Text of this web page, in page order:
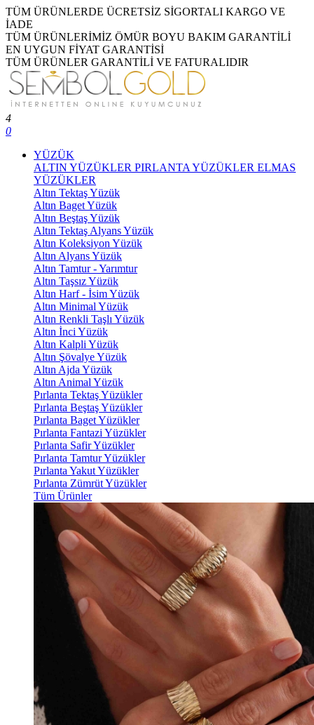
TÜM ÜRÜNLERDE ÜCRETSİZ SİGORTALI KARGO VE
İADE
TÜM ÜRÜNLERİMİZ ÖMÜR BOYU BAKIM GARANTİLİ
EN UYGUN FİYAT GARANTİSİ
TÜM ÜRÜNLER GARANTİLİ VE FATURALIDIR
4
0
YÜZÜK
ALTIN YÜZÜKLER PIRLANTA YÜZÜKLER ELMAS
YÜZÜKLER
Altın Tektaş Yüzük
Altın Baget Yüzük
Altın Beştaş Yüzük
Altın Tektaş Alyans Yüzük
Altın Koleksiyon Yüzük
Altın Alyans Yüzük
Altın Tamtur - Yarımtur
Altın Taşsız Yüzük
Altın Harf - İsim Yüzük
Altın Minimal Yüzük
Altın Renkli Taşlı Yüzük
Altın İnci Yüzük
Altın Kalpli Yüzük
Altın Şövalye Yüzük
Altın Ajda Yüzük
Altın Animal Yüzük
Pırlanta Tektaş Yüzükler
Pırlanta Beştaş Yüzükler
Pırlanta Baget Yüzükler
Pırlanta Fantazi Yüzükler
Pırlanta Safir Yüzükler
Pırlanta Tamtur Yüzükler
Pırlanta Yakut Yüzükler
Pırlanta Zümrüt Yüzükler
Tüm Ürünler